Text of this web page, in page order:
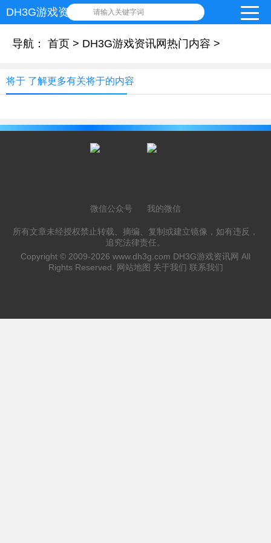
DH3G游戏资讯网 请输入关键字词
导航： 首页 > DH3G游戏资讯网热门内容 >
将于 了解更多有关将于的内容
微信公众号 我的微信
所有文章未经授权禁止转载、摘编、复制或建立镜像，如有违反，
追究法律责任。
Copyright © 2009-2026 www.dh3g.com DH3G游戏资讯网 All
Rights Reserved.
网站地图 关于我们 联系我们